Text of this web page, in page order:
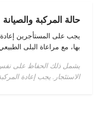
حالة المركبة والصيانة
يجب على المستأجرين إعادة
بها، مع مراعاة البلى
يشمل ذلك الحفاظ على
الاستئجار. يجب إعادة